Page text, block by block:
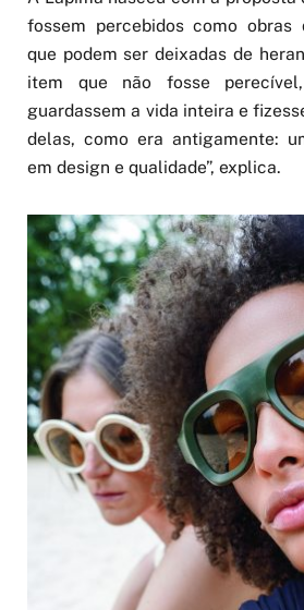
fossem percebidos como obras
que podem ser deixadas de
item que não fosse
guardassem a vida inteira e
delas, como era antigamente:
em design e qualidade”, explica.